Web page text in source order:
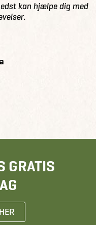
kan hjælpe dig med
GRATIS